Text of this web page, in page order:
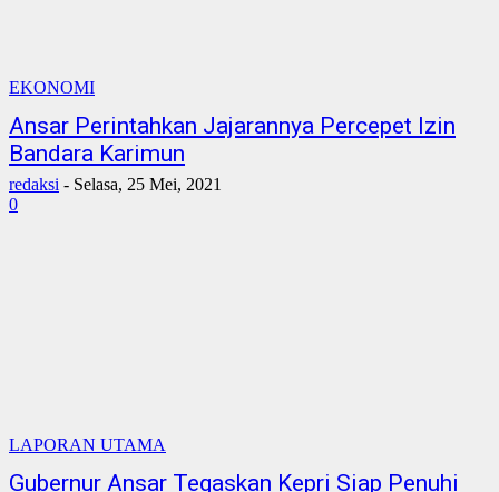
EKONOMI
Ansar Perintahkan Jajarannya Percepet Izin
Bandara Karimun
redaksi - Selasa, 25 Mei, 2021
0
LAPORAN UTAMA
Gubernur Ansar Tegaskan Kepri Siap Penuhi